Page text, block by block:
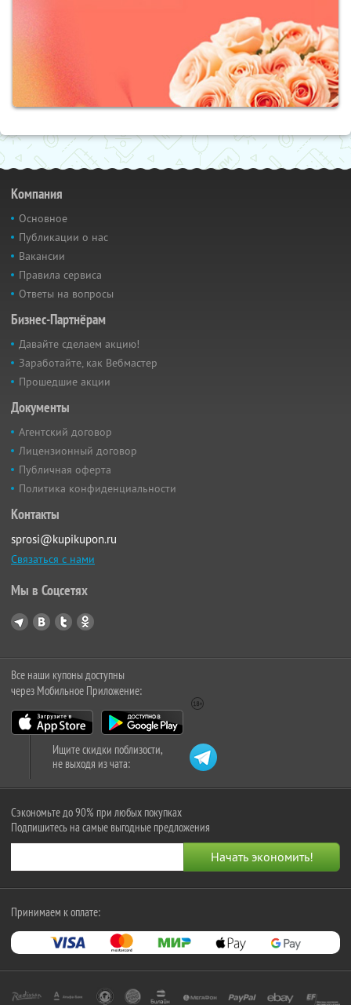
Компания
Основное
Публикации о нас
Вакансии
Правила сервиса
Ответы на вопросы
Бизнес-Партнёрам
Давайте сделаем акцию!
Заработайте, как Вебмастер
Прошедшие акции
Документы
Агентский договор
Лицензионный договор
Публичная оферта
Политика конфиденциальности
Контакты
sprosi@kupikupon.ru
Связаться с нами
Мы в Соцсетях
Все наши купоны доступны
через Мобильное Приложение:
Ищите скидки поблизости,
не выходя из чата:
Сэкономьте до 90% при любых покупках
Подпишитесь на самые выгодные предложения
Принимаем к оплате: